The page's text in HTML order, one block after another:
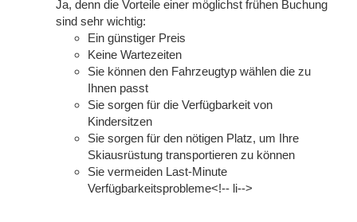
Ja, denn die Vorteile einer möglichst frühen Buchung
sind sehr wichtig:
Ein günstiger Preis
Keine Wartezeiten
Sie können den Fahrzeugtyp wählen die zu
Ihnen passt
Sie sorgen für die Verfügbarkeit von
Kindersitzen
Sie sorgen für den nötigen Platz, um Ihre
Skiausrüstung transportieren zu können
Sie vermeiden Last-Minute
Verfügbarkeitsprobleme<!-- li-->